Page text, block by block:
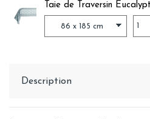
Taie de Traversin
Description